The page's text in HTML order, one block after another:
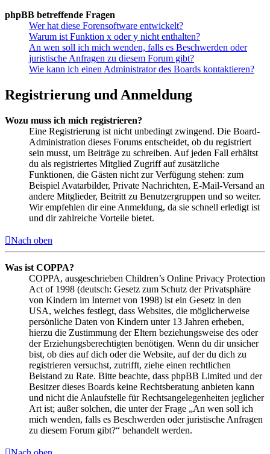
phpBB betreffende Fragen
Wer hat diese Forensoftware entwickelt?
Warum ist Funktion x oder y nicht enthalten?
An wen soll ich mich wenden, falls es Beschwerden oder
juristische Anfragen zu diesem Forum gibt?
Wie kann ich einen Administrator des Boards kontaktieren?
Registrierung und Anmeldung
Wozu muss ich mich registrieren?
Eine Registrierung ist nicht unbedingt zwingend. Die Board-
Administration dieses Forums entscheidet, ob du registriert
sein musst, um Beiträge zu schreiben. Auf jeden Fall erhältst
du als registriertes Mitglied Zugriff auf zusätzliche
Funktionen, die Gästen nicht zur Verfügung stehen: zum
Beispiel Avatarbilder, Private Nachrichten, E-Mail-Versand an
andere Mitglieder, Beitritt zu Benutzergruppen und so weiter.
Wir empfehlen dir eine Anmeldung, da sie schnell erledigt ist
und dir zahlreiche Vorteile bietet.
Nach oben
Was ist COPPA?
COPPA, ausgeschrieben Children’s Online Privacy Protection
Act of 1998 (deutsch: Gesetz zum Schutz der Privatsphäre
von Kindern im Internet von 1998) ist ein Gesetz in den
USA, welches festlegt, dass Websites, die möglicherweise
persönliche Daten von Kindern unter 13 Jahren erheben,
hierzu die Zustimmung der Eltern beziehungsweise des oder
der Erziehungsberechtigten benötigen. Wenn du dir unsicher
bist, ob dies auf dich oder die Website, auf der du dich zu
registrieren versuchst, zutrifft, ziehe einen rechtlichen
Beistand zu Rate. Bitte beachte, dass phpBB Limited und der
Besitzer dieses Boards keine Rechtsberatung anbieten kann
und nicht die Anlaufstelle für Rechtsangelegenheiten jeglicher
Art ist; außer solchen, die unter der Frage „An wen soll ich
mich wenden, falls es Beschwerden oder juristische Anfragen
zu diesem Forum gibt?“ behandelt werden.